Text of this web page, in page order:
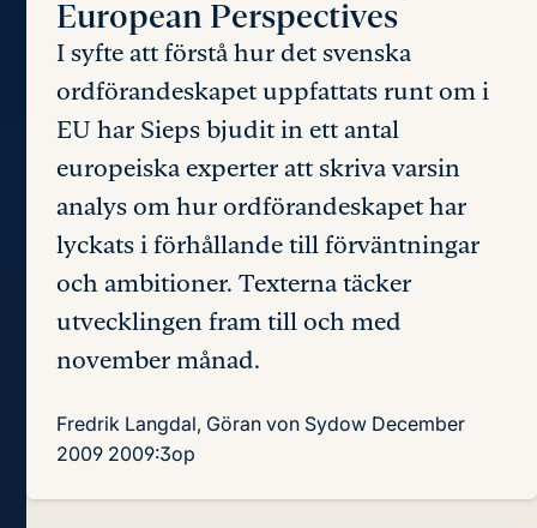
European Perspectives
I syfte att förstå hur det svenska
ordförandeskapet uppfattats runt om i
EU har Sieps bjudit in ett antal
europeiska experter att skriva varsin
analys om hur ordförandeskapet har
lyckats i förhållande till förväntningar
och ambitioner. Texterna täcker
utvecklingen fram till och med
november månad.
Fredrik Langdal, Göran von Sydow December
2009 2009:3op